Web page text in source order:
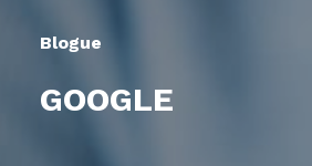
Blogue
GOOGLE